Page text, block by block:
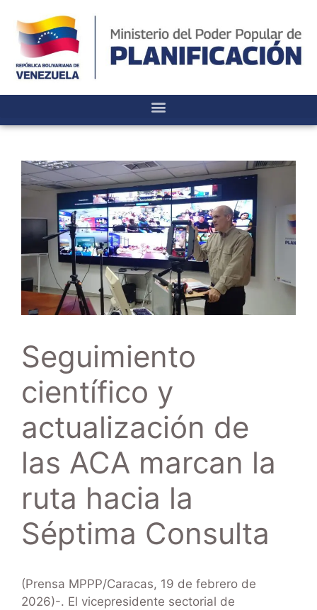
Seguimiento
científico y
actualización de
las ACA marcan la
ruta hacia la
Séptima Consulta
(Prensa MPPP/Caracas, 19 de febrero de
2026)-. El vicepresidente sectorial de